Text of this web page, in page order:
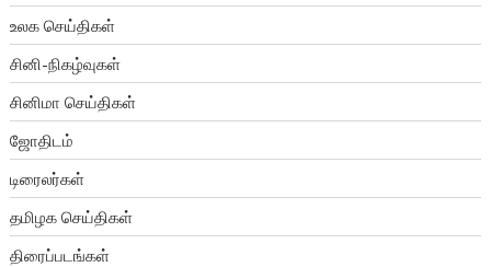
உலக செய்திகள்
சினி-நிகழ்வுகள்
சினிமா செய்திகள்
ஜோதிடம்
டிரைலர்கள்
தமிழக செய்திகள்
திரைப்படங்கள்